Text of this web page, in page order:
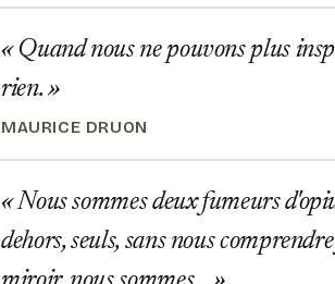
Quand nous ne pouvons plus
rien.
MAURICE DRUON
Nous sommes deux fumeurs
dehors, seuls, sans nous